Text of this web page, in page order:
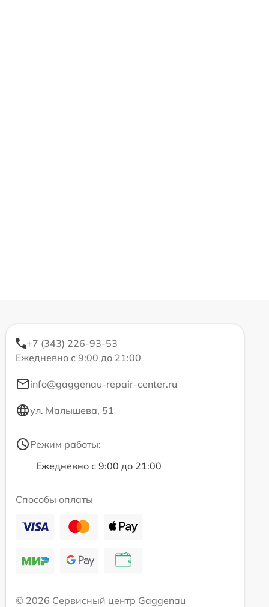
+7 (343) 226-93-53
Ежедневно с 9:00 до 21:00
info@gaggenau-repair-center.ru
ул. Малышева, 51
Режим работы:
Ежедневно с 9:00 до 21:00
Способы оплаты
© 2026 Сервисный центр Gaggenau